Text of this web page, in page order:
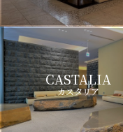
CASTALIA
カスタリア